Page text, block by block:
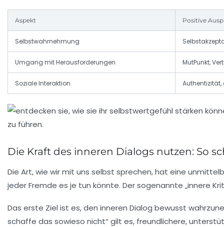
Aspekt Positive
Selbstwahrnehmung
Umgang mit Herausforderungen MutPunkt,
Soziale Interaktion
Die Kraft des inneren Dialogs nutzen: So
Die Art, wie wir mit uns selbst sprechen, hat eine
jeder Fremde es je tun könnte. Der sogenannte „innere
Das erste Ziel ist es, den inneren Dialog bewusst
schaffe das sowieso nicht“ gilt es, freundlichere,